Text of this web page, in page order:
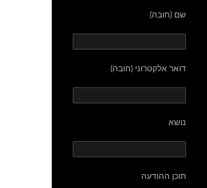
שם (חובה)
דואר אלקטרוני (חובה)
נושא
תוכן ההודעה